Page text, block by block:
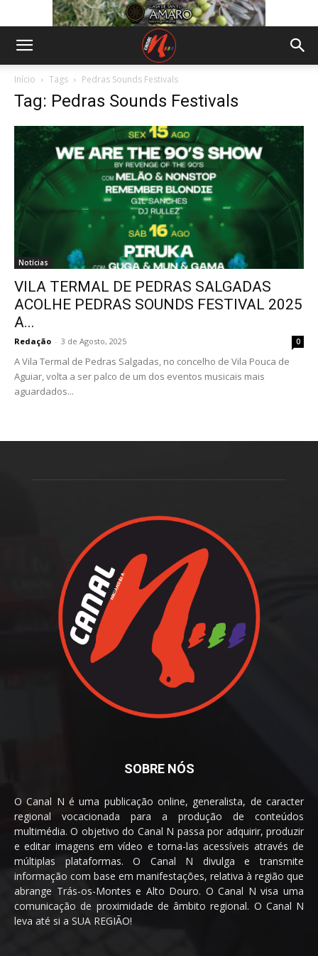
Início Tags Pedras Sounds Festivals
Tag: Pedras Sounds Festivals
Notícias
VILA TERMAL DE PEDRAS SALGADAS
ACOLHE PEDRAS SOUNDS FESTIVAL 2025
A...
Redação - 3 de Agosto, 2025 0
A Vila Termal de Pedras Salgadas, no concelho de Vila Pouca de
Aguiar, volta a ser palco de um dos eventos musicais mais
aguardados...
SOBRE NÓS
O Canal N é uma publicação online, generalista, de caracter
regional vocacionada para a produção de conteúdos
multimédia. O objetivo do Canal N passa por adquirir, produzir
e editar imagens em vídeo e torna-las acessíveis através de
múltiplas plataformas. O Canal N divulga e transmite
informação com base em manifestações, relativa à região que
abrange Trás-os-Montes e Alto Douro. O Canal N visa uma
comunicação de proximidade de âmbito regional. O Canal N
leva até si a SUA REGIÃO!